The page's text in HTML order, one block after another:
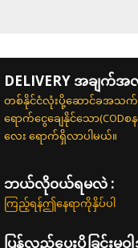
DELIVERY အချက်
တစ်နိုင်ငံလုံးပို့ဆောင်ခအသက်သ
ရောက်ငွေချေနိုင်သော
လေး ရောက်ရှိလာပါမယ်။
ဘယ်လို၀ယ်ရမလဲ :
ကြည့်ရန်ဤနေရာကိုနှိပ်ပါ
ပြန်လည်ပေးပို့ခြင်းမူဝါ